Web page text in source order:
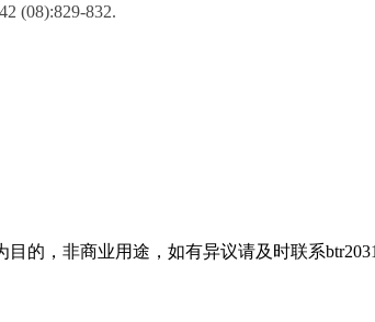
(08):829-832.
，非商业用途，如有异议请及时联系